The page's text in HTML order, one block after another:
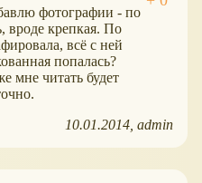
фотографии - по
вроде крепкая. По
всё с ней
попалась?
мне читать будет
10.01.2014 admin